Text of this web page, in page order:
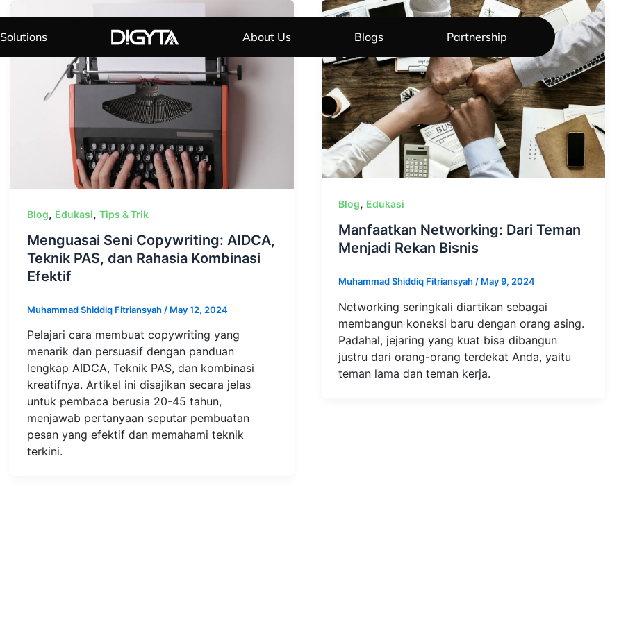
Solutions About Us Blogs Partnership
Blog, Edukasi, Tips & Trik
Menguasai Seni Copywriting: AIDCA,
Teknik PAS, dan Rahasia Kombinasi
Efektif
Muhammad Shiddiq Fitriansyah / May 12, 2024
Pelajari cara membuat copywriting yang
menarik dan persuasif dengan panduan
lengkap AIDCA, Teknik PAS, dan kombinasi
kreatifnya. Artikel ini disajikan secara jelas
untuk pembaca berusia 20-45 tahun,
menjawab pertanyaan seputar pembuatan
pesan yang efektif dan memahami teknik
terkini.
Blog, Edukasi
Manfaatkan Networking: Dari Teman
Menjadi Rekan Bisnis
Muhammad Shiddiq Fitriansyah / May 9, 2024
Networking seringkali diartikan sebagai
membangun koneksi baru dengan orang asing.
Padahal, jejaring yang kuat bisa dibangun
justru dari orang-orang terdekat Anda, yaitu
teman lama dan teman kerja.